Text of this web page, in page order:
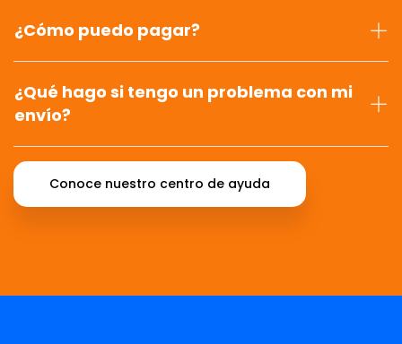
¿Cómo puedo pagar?
¿Qué hago si tengo un problema con mi
envío?
Conoce nuestro centro de ayuda